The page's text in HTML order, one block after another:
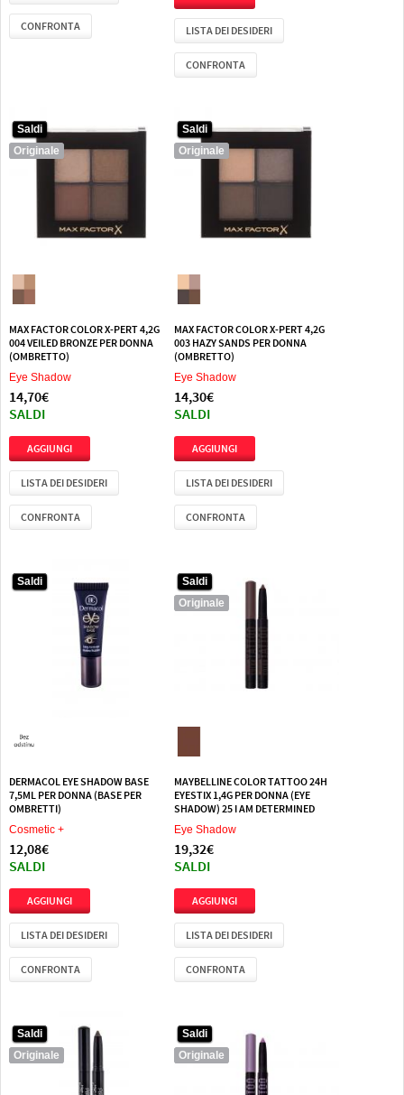
CONFRONTA LISTA DEI DESIDERI
CONFRONTA
Saldi
Originale
Saldi
Originale
MAX FACTOR COLOR X-PERT 4,2G
004 VEILED BRONZE PER DONNA
(OMBRETTO)
Eye Shadow
14,70€
SALDI
LISTA DEI DESIDERI
CONFRONTA
Saldi
Originale
Saldi
Originale
MAX FACTOR COLOR X-PERT 4,2G
003 HAZY SANDS PER DONNA
(OMBRETTO)
Eye Shadow
14,30€
SALDI
LISTA DEI DESIDERI
CONFRONTA
Saldi
Saldi
DERMACOL EYE SHADOW BASE
7,5ML PER DONNA (BASE PER
OMBRETTI)
Cosmetic +
12,08€
SALDI
LISTA DEI DESIDERI
CONFRONTA
Saldi
Originale
Saldi
Originale
MAYBELLINE COLOR TATTOO 24H
EYESTIX 1,4G PER DONNA (EYE
SHADOW) 25 I AM DETERMINED
Eye Shadow
19,32€
SALDI
LISTA DEI DESIDERI
CONFRONTA
Saldi
Originale
Saldi
Originale
Saldi
Originale
Saldi
Originale